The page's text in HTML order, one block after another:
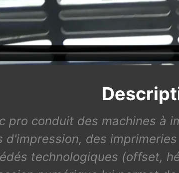
pro conduit des machines à
d'impression, des
technologiques (offset,